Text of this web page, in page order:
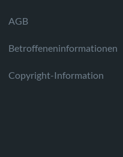
AGB
Betroffeneninformationen
Copyright-Information